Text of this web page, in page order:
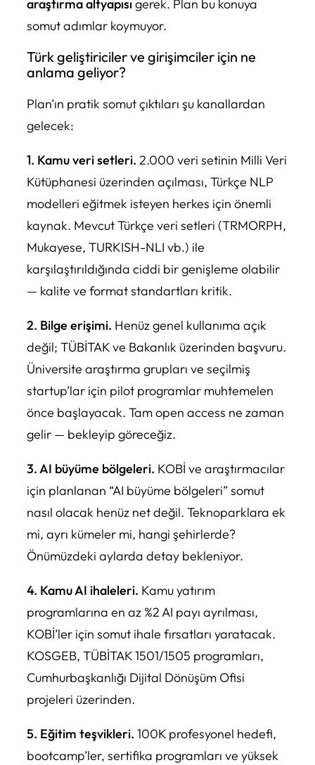
araştırma altyapısı gerek. Plan bu konuya
somut adımlar koymuyor.
Türk geliştiriciler ve girişimciler için ne
anlama geliyor?
Plan’ın pratik somut çıktıları şu kanallardan
gelecek:
1. Kamu veri setleri. 2.000 veri setinin Milli Veri
Kütüphanesi üzerinden açılması, Türkçe NLP
modelleri eğitmek isteyen herkes için önemli
kaynak. Mevcut Türkçe veri setleri (TRMORPH,
Mukayese, TURKISH-NLI vb.) ile
karşılaştırıldığında ciddi bir genişleme olabilir
— kalite ve format standartları kritik.
2. Bilge erişimi. Henüz genel kullanıma açık
değil; TÜBİTAK ve Bakanlık üzerinden başvuru.
Üniversite araştırma grupları ve seçilmiş
startup’lar için pilot programlar muhtemelen
önce başlayacak. Tam open access ne zaman
gelir — bekleyip göreceğiz.
3. AI büyüme bölgeleri. KOBİ ve araştırmacılar
için planlanan “AI büyüme bölgeleri” somut
nasıl olacak henüz net değil. Teknoparklara ek
mi, ayrı kümeler mi, hangi şehirlerde?
Önümüzdeki aylarda detay bekleniyor.
4. Kamu AI ihaleleri. Kamu yatırım
programlarına en az %2 AI payı ayrılması,
KOBİ’ler için somut ihale fırsatları yaratacak.
KOSGEB, TÜBİTAK 1501/1505 programları,
Cumhurbaşkanlığı Dijital Dönüşüm Ofisi
projeleri üzerinden.
5. Eğitim teşvikleri. 100K profesyonel hedefi,
bootcamp’ler, sertifika programları ve yüksek